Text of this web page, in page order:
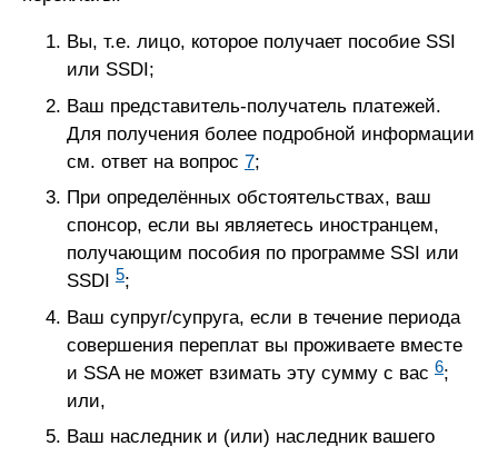
Вы, т.е. лицо, которое получает пособие SSI
или SSDI;
Ваш представитель-получатель платежей.
Для получения более подробной информации
см. ответ на вопрос 7;
При определённых обстоятельствах, ваш
спонсор, если вы являетесь иностранцем,
получающим пособия по программе SSI или
SSDI 5;
Ваш супруг/супруга, если в течение периода
совершения переплат вы проживаете вместе
и SSA не может взимать эту сумму с вас 6;
или,
Ваш наследник и (или) наследник вашего